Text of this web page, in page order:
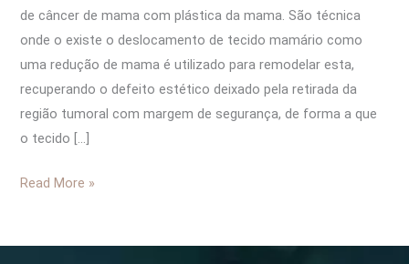
de câncer de mama com plástica da mama. São técnica
onde o existe o deslocamento de tecido mamário como
uma redução de mama é utilizado para remodelar esta,
recuperando o defeito estético deixado pela retirada da
região tumoral com margem de segurança, de forma a que
o tecido […]
Read More »